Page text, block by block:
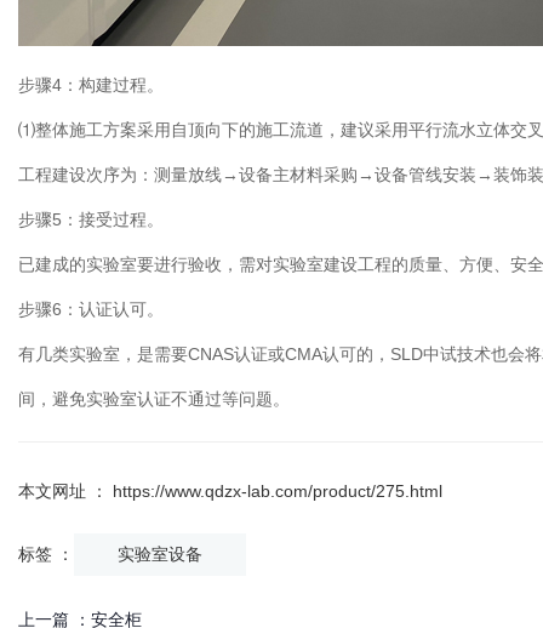
步骤4：构建过程。
⑴整体施工方案采用自顶向下的施工流道，建议采用平行流水立体交
工程建设次序为：测量放线→设备主材料采购→设备管线安装→装
步骤5：接受过程。
已建成的实验室要进行验收，需对实验室建设工程的质量、方便、安
步骤6：认证认可。
有几类实验室，是需要CNAS认证或CMA认可的，SLD中试技术也会
间，避免实验室认证不通过等问题。
本文网址 ： https://www.qdzx-lab.com/product/275.html
标签 ： 实验室设备
上一篇 ： 安全柜